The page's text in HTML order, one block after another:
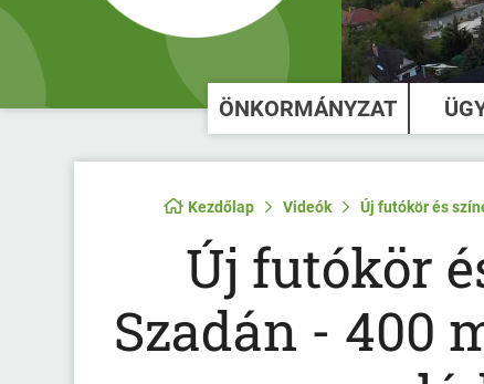
ÖNKORMÁNYZAT
Kezdőlap Videók Új futókör és
Új futókör
Szadán - 400